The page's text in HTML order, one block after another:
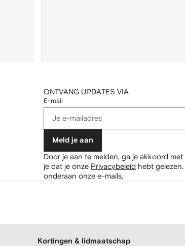
ONTVANG UPDATES VIA
E-mail
Meld je aan
Door je aan te melden, ga je akkoord
je dat je onze Privacybeleid hebt gelezen.
onderaan onze e-mails.
Kortingen & lidmaatschap